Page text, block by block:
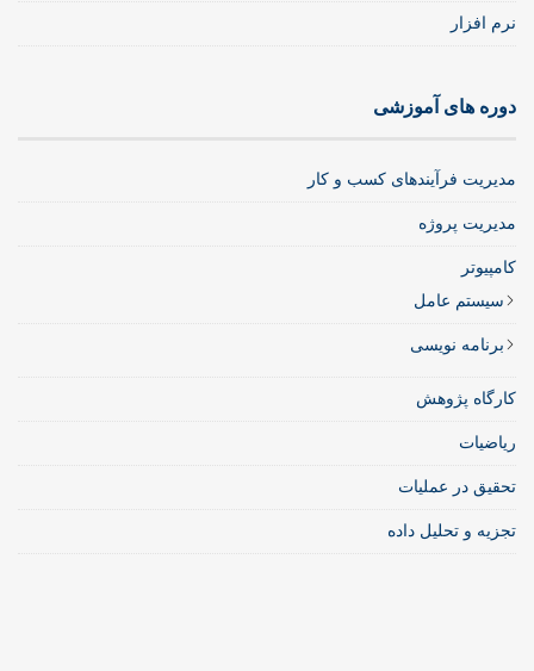
نرم افزار
دوره های آموزشی
مدیریت فرآیندهای کسب و کار
مدیریت پروژه
کامپیوتر
سیستم عامل
برنامه نویسی
کارگاه پژوهش
ریاضیات
تحقیق در عملیات
تجزیه و تحلیل داده